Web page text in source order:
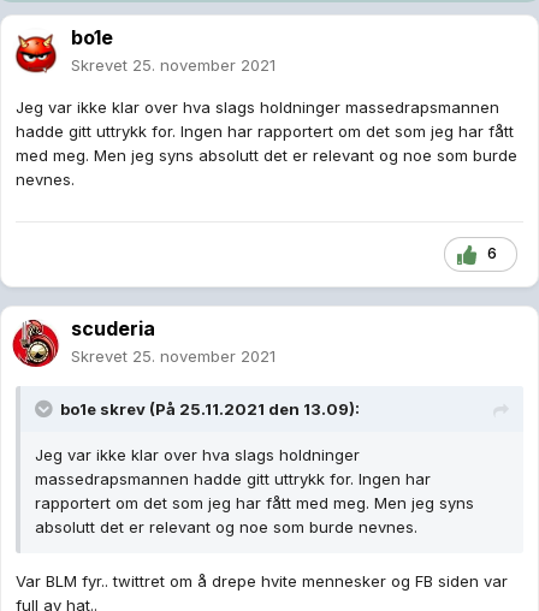
bo1e
Skrevet 25. november 2021
Jeg var ikke klar over hva slags holdninger massedrapsmannen
hadde gitt uttrykk for. Ingen har rapportert om det som jeg har fått
med meg. Men jeg syns absolutt det er relevant og noe som burde
nevnes.
6
scuderia
Skrevet 25. november 2021
bo1e skrev (På 25.11.2021 den 13.09):
Jeg var ikke klar over hva slags holdninger
massedrapsmannen hadde gitt uttrykk for. Ingen har
rapportert om det som jeg har fått med meg. Men jeg syns
absolutt det er relevant og noe som burde nevnes.
Var BLM fyr.. twittret om å drepe hvite mennesker og FB siden var
full av hat..